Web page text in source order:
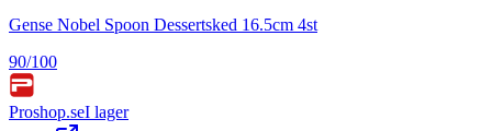
Gense Nobel Spoon Dessertsked 16.5cm 4st
90/100
Proshop.seI lager